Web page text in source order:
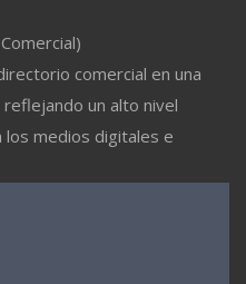
comercial en una
reflejando un alto nivel
los medios digitales e